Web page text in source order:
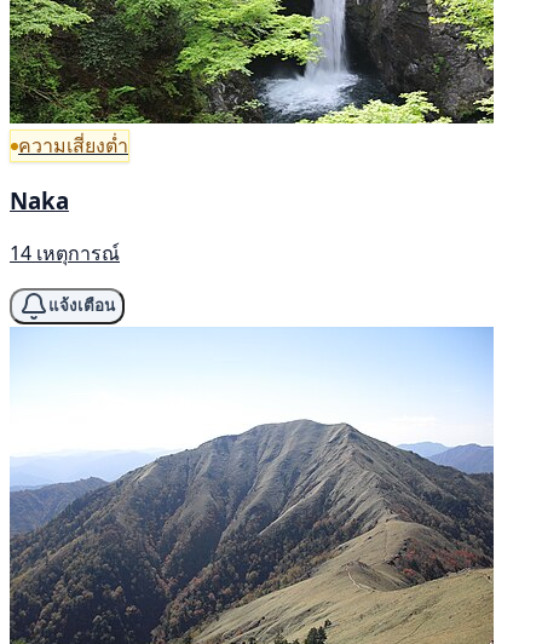
ความเสี่ยงต่ำ
Naka
14 เหตุการณ์
แจ้งเตือน